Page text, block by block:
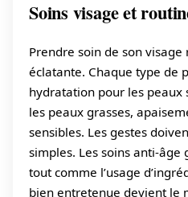
Soins visage et
Prendre soin de son visage
éclatante. Chaque type de
hydratation pour les peaux
les peaux grasses,
sensibles. Les gestes
simples. Les soins anti-
tout comme l’usage
bien entretenue devient le